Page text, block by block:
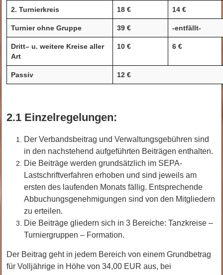
2. Turnierkreis 18 € 14 €
Turnier ohne Gruppe 39 € -entfällt-
Dritt– u. weitere Kreise aller
Art
10 € 6 €
Passiv 12 €
2.1 Einzelregelungen:
Der Verbandsbeitrag und Verwaltungsgebühren sind
in den nachstehend aufgeführten Beiträgen enthalten.
Die Beiträge werden grundsätzlich im SEPA-
Lastschriftverfahren erhoben und sind jeweils am
ersten des laufenden Monats fällig. Entsprechende
Abbuchungsgenehmigungen sind von den Mitgliedern
zu erteilen.
Die Beiträge gliedern sich in 3 Bereiche: Tanzkreise –
Turniergruppen – Formation.
Der Beitrag geht in jedem Bereich von einem Grundbetrag
für Volljährige in Höhe von 34,00 EUR aus, bei